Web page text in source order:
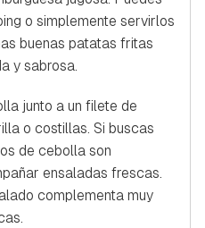
o simplemente servirlos
buenas patatas fritas
y sabrosa.
junto a un filete de
o costillas. Si buscas
de cebolla son
ensaladas frescas.
complementa muy